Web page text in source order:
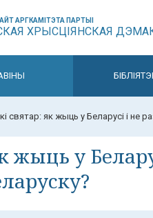
АРГКАМІТЭТА ПАРТЫІ
ХРЫСЦІЯНСКАЯ
святар: як жыць у Беларусі і не
жыць у